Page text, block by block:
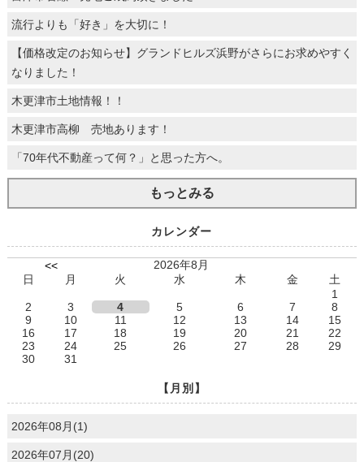
流行よりも「好き」を大切に！
【価格改定のお知らせ】グランドヒルズ浜野がさらにお求めやすく
なりました！
木更津市土地情報！！
木更津市高柳 売地あります！
「70年代不動産って何？」と思った方へ。
もっとみる
カレンダー
<<
2026年8月
日
月 火 水 木 金
土
1
2
3 4 5 6 7
8
9
10 11 12 13 14
15
16
17 18 19 20 21
22
23
24 25 26 27 28
29
30
31
【月別】
2026年08月(1)
2026年07月(20)